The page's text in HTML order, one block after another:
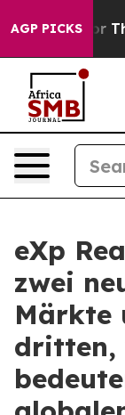
AGP PICKS
for Their
eXp
zwei
Märkte
dritten,